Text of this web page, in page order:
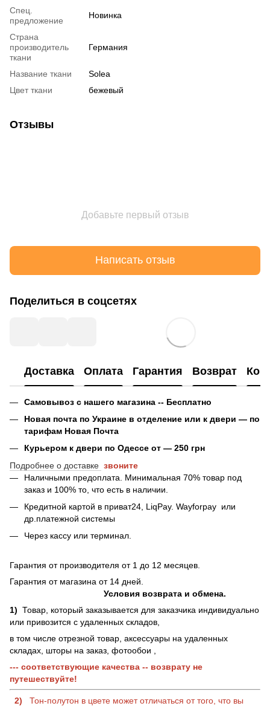
Спец.
предложение
Новинка
Страна
производитель
ткани
Германия
Название ткани
Solea
Цвет ткани
бежевый
Отзывы
Добавьте первый отзыв
Написать отзыв
Поделиться в соцсетях
Доставка Оплата Гарантия Возврат
Самовывоз с нашего магазина -- Бесплатно
Новая почта по Украине в отделение или к двери — по
тарифам Новая Почта
Курьером к двери по Одессе от — 250 грн
Подробнее о доставке звоните
Наличными предоплата. Минимальная 70% товар под
заказ и 100% то, что есть в наличии.
Кредитной картой в приват24, LiqPay. Wayforpay или
др.платежной системы
Через кассу или терминал.
Гарантия от производителя от 1 до 12 месяцев.
Гарантия от магазина от 14 дней.
Условия возврата и обмена.
1) Товар, который заказывается для заказчика индивидуально
или привозится с удаленных складов,
в том числе отрезной товар, аксессуары на удаленных
складах, шторы на заказ, фотообои ,
--- соответствующие качества -- возврату не
путешествуйте!
2)
Тон-полутон в цвете может отличаться от того, что вы